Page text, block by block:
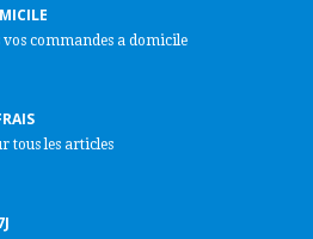
commandes a domicile
tous les articles